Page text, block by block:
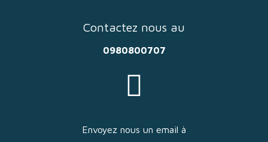
Contactez nous au
0980800707
Envoyez nous un email à